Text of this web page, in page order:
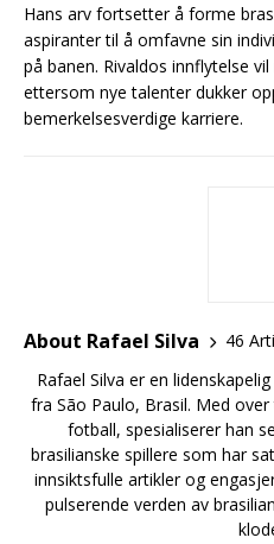
Hans arv fortsetter å forme
aspiranter til å omfavne sin
på banen. Rivaldos innflytelse
ettersom nye talenter dukker
bemerkelsesverdige karriere.
About Rafael Silva
46
Rafael Silva er en
fra São Paulo, Brasil. Med
fotball, spesialiserer han
brasilianske spillere som har
innsiktsfulle artikler og
pulserende verden av